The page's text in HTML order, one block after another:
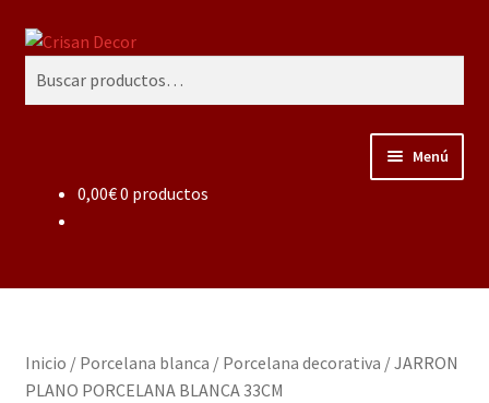
Ir
Ir
contenido
Buscar
Menú
Regalos infantiles, vajillas y canastillas bebé
Regalo personalizado, estuches copas grabadas, regalo
Accesorios de baños rústicos y modernos
0,00€0 productos
Inicio / Porcelana blanca / Porcelana decorativa /JARRON
PLANO PORCELANA BLANCA 33CM